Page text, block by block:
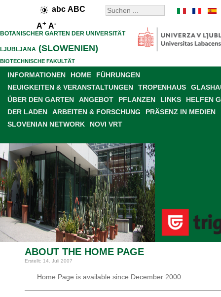
abc ABC
A+ A-
BOTANISCHER GARTEN DER UNIVERSITÄT
LJUBLJANA (SLOWENIEN)
BIOTECHNISCHE FAKULTÄT
INFORMATIONEN HOME
FÜHRUNGEN
NEUIGKEITEN & VERANSTALTUNGEN
TROPENHAUS
ÜBER DEN GARTEN
ANGEBOT PFLANZEN LINKS
HELFEN
DER LADEN
ARBEITEN & FORSCHUNG
PRÄSENZ IN MEDIEN
SLOVENIAN NETWORK
NOVI VRT
ABOUT THE HOME PAGE
Erstellt: 14. Juli 2007
Home Page is available since December 2000.